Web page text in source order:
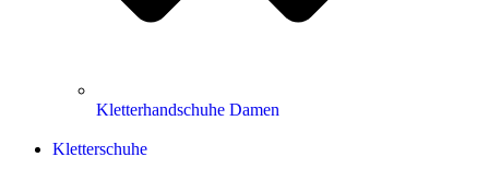
Kletterhandschuhe Damen
Kletterschuhe